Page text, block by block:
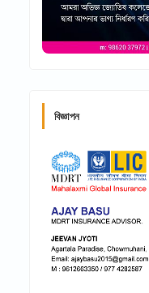
বিজ্ঞাপন